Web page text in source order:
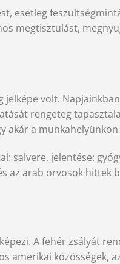
esetleg
megtisztulást,
jelképe volt.
rengeteg
akár a munkahelyünkön
salvere, jelentése:
az arab orvosok hittek
A fehér zsályát
amerikai közösségek,